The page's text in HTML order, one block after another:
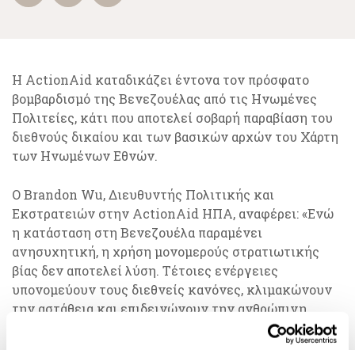
Η ActionAid καταδικάζει έντονα τον πρόσφατο
βομβαρδισμό της Βενεζουέλας από τις Ηνωμένες
Πολιτείες, κάτι που αποτελεί σοβαρή παραβίαση του
διεθνούς δικαίου και των βασικών αρχών του Χάρτη
των Ηνωμένων Εθνών.
Ο Brandon Wu, Διευθυντής Πολιτικής και
Εκστρατειών στην ActionAid ΗΠΑ, αναφέρει: «Ενώ
η κατάσταση στη Βενεζουέλα παραμένει
ανησυχητική, η χρήση μονομερούς στρατιωτικής
βίας δεν αποτελεί λύση. Τέτοιες ενέργειες
υπονομεύουν τους διεθνείς κανόνες, κλιμακώνουν
την αστάθεια και επιδεινώνουν την ανθρώπινη